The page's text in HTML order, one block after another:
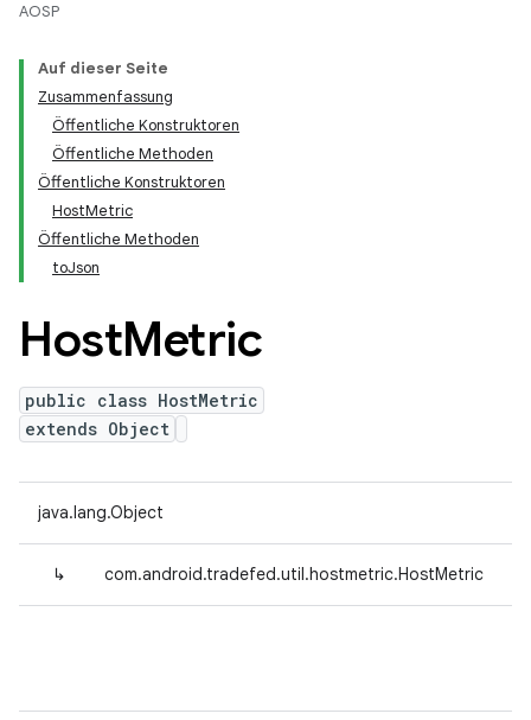
AOSP
Auf dieser Seite
Zusammenfassung
Öffentliche Konstruktoren
Öffentliche Methoden
Öffentliche Konstruktoren
HostMetric
Öffentliche Methoden
toJson
HostMetric
public class HostMetric
extends Object
java.lang.Object
↳ com.android.tradefed.util.hostmetric.HostMetric